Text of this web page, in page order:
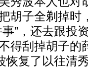
胡子全剃掉时
”，还去跟投
得刮掉胡子的
恢复了以往清